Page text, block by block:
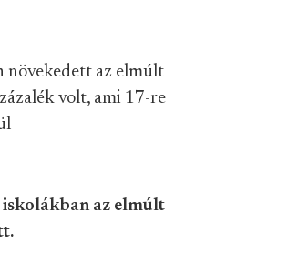
növekedett az elmúlt
volt, ami 17-re
iskolákban az elmúlt